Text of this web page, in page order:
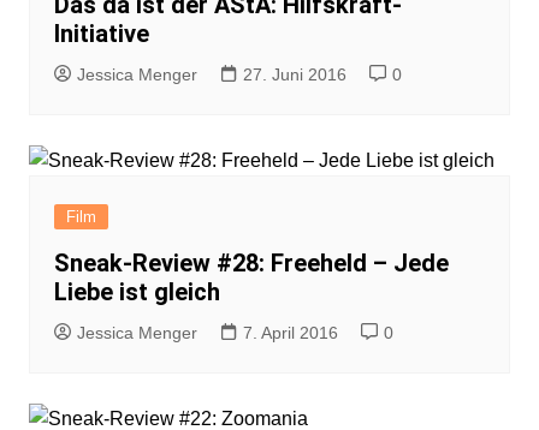
Initiative
Jessica Menger 27. Juni 2016 0
Film
Sneak-Review #28: Freeheld – Jede
Liebe ist gleich
Jessica Menger 7. April 2016 0